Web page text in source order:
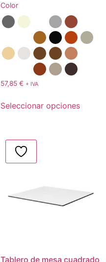
Color
57,85 € + IVA
Seleccionar opciones
Tablero de mesa cuadrado